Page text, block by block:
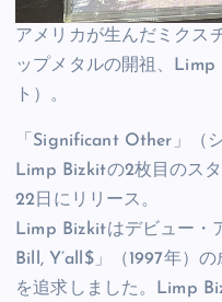
アメリカが生んだミクス
ップメタルの開祖、
ト）。
「Significant Other」（
Limp Bizkitの2枚目のス
22日にリリース。
Limp Bizkitはデビュー・
Bill, Y’all$」（1997年）
を追求しました。Limp